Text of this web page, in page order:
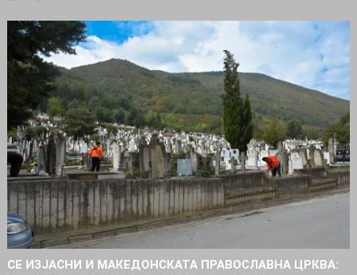
СЕ ИЗЈАСНИ И МАКЕДОНСКАТА ПРАВОСЛАВНА ЦРКВА: